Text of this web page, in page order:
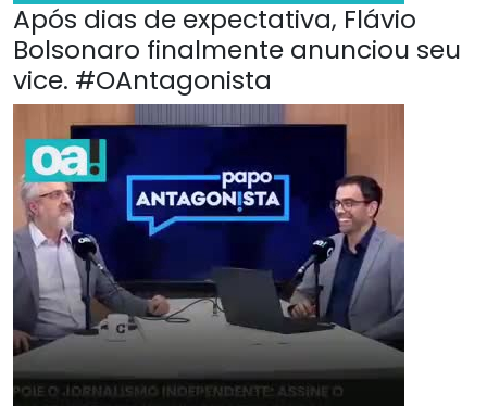
Após dias de expectativa, Flávio
Bolsonaro finalmente anunciou seu
vice. #OAntagonista